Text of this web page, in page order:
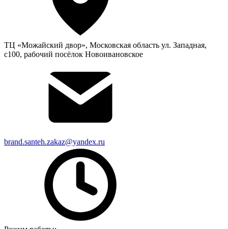
ТЦ «Можайский двор», Московская область ул. Западная,
с100, рабочий посёлок Новоивановское
brand.santeh.zakaz@yandex.ru